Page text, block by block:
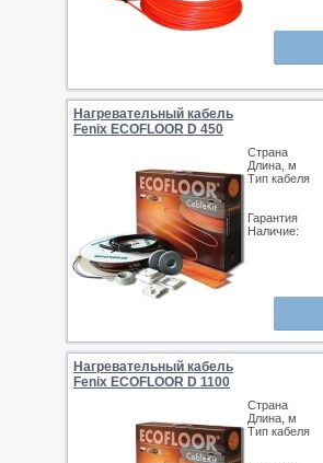
Нагревательный кабель
Fenix ECOFLOOR D 450
Страна
Длина, м
Тип кабеля
Гарантия
Наличие:
Нагревательный кабель
Fenix ECOFLOOR D 1100
Страна
Длина, м
Тип кабеля